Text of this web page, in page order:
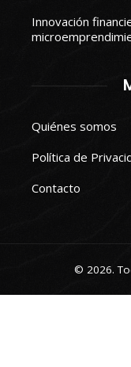
Innovación
Quiénes somos
Política de
Contacto
© 2026.